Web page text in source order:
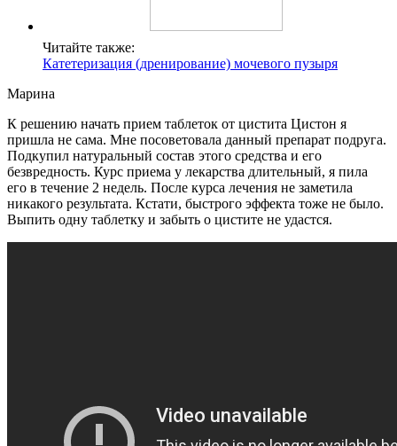
Читайте также:
Катетеризация (дренирование) мочевого пузыря
Марина
К решению начать прием таблеток от цистита Цистон я
пришла не сама. Мне посоветовала данный препарат подруга.
Подкупил натуральный состав этого средства и его
безвредность. Курс приема у лекарства длительный, я пила
его в течение 2 недель. После курса лечения не заметила
никакого результата. Кстати, быстрого эффекта тоже не было.
Выпить одну таблетку и забыть о цистите не удастся.